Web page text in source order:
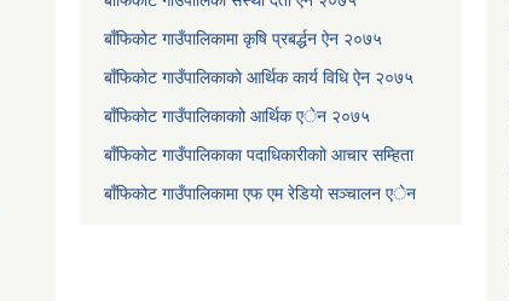
बाँफिकोट गाउँपालिकामा कृषि प्रबर्द्धन ऐन २०७५
बाँफिकोट गाउँपालिकाकाे आर्थिक कार्य विधि ऐन २०७५
बाँफिकोट गाउँपालिकाकाो आर्थिक एेन २०७५
बाँफिकोट गाउँपालिकाका पदाधिकारीकाो आचार सम्हिता
बाँफिकोट गाउँपालिकामा एफ एम रेडियाे सञ्चालन एेन